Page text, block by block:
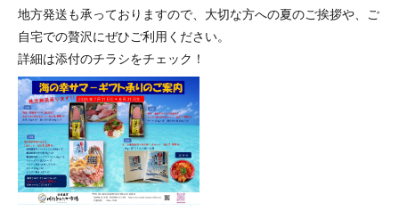
地方発送も承っておりますので、大切な方への夏のご挨拶や、ご
自宅での贅沢にぜひご利用ください。
詳細は添付のチラシをチェック！